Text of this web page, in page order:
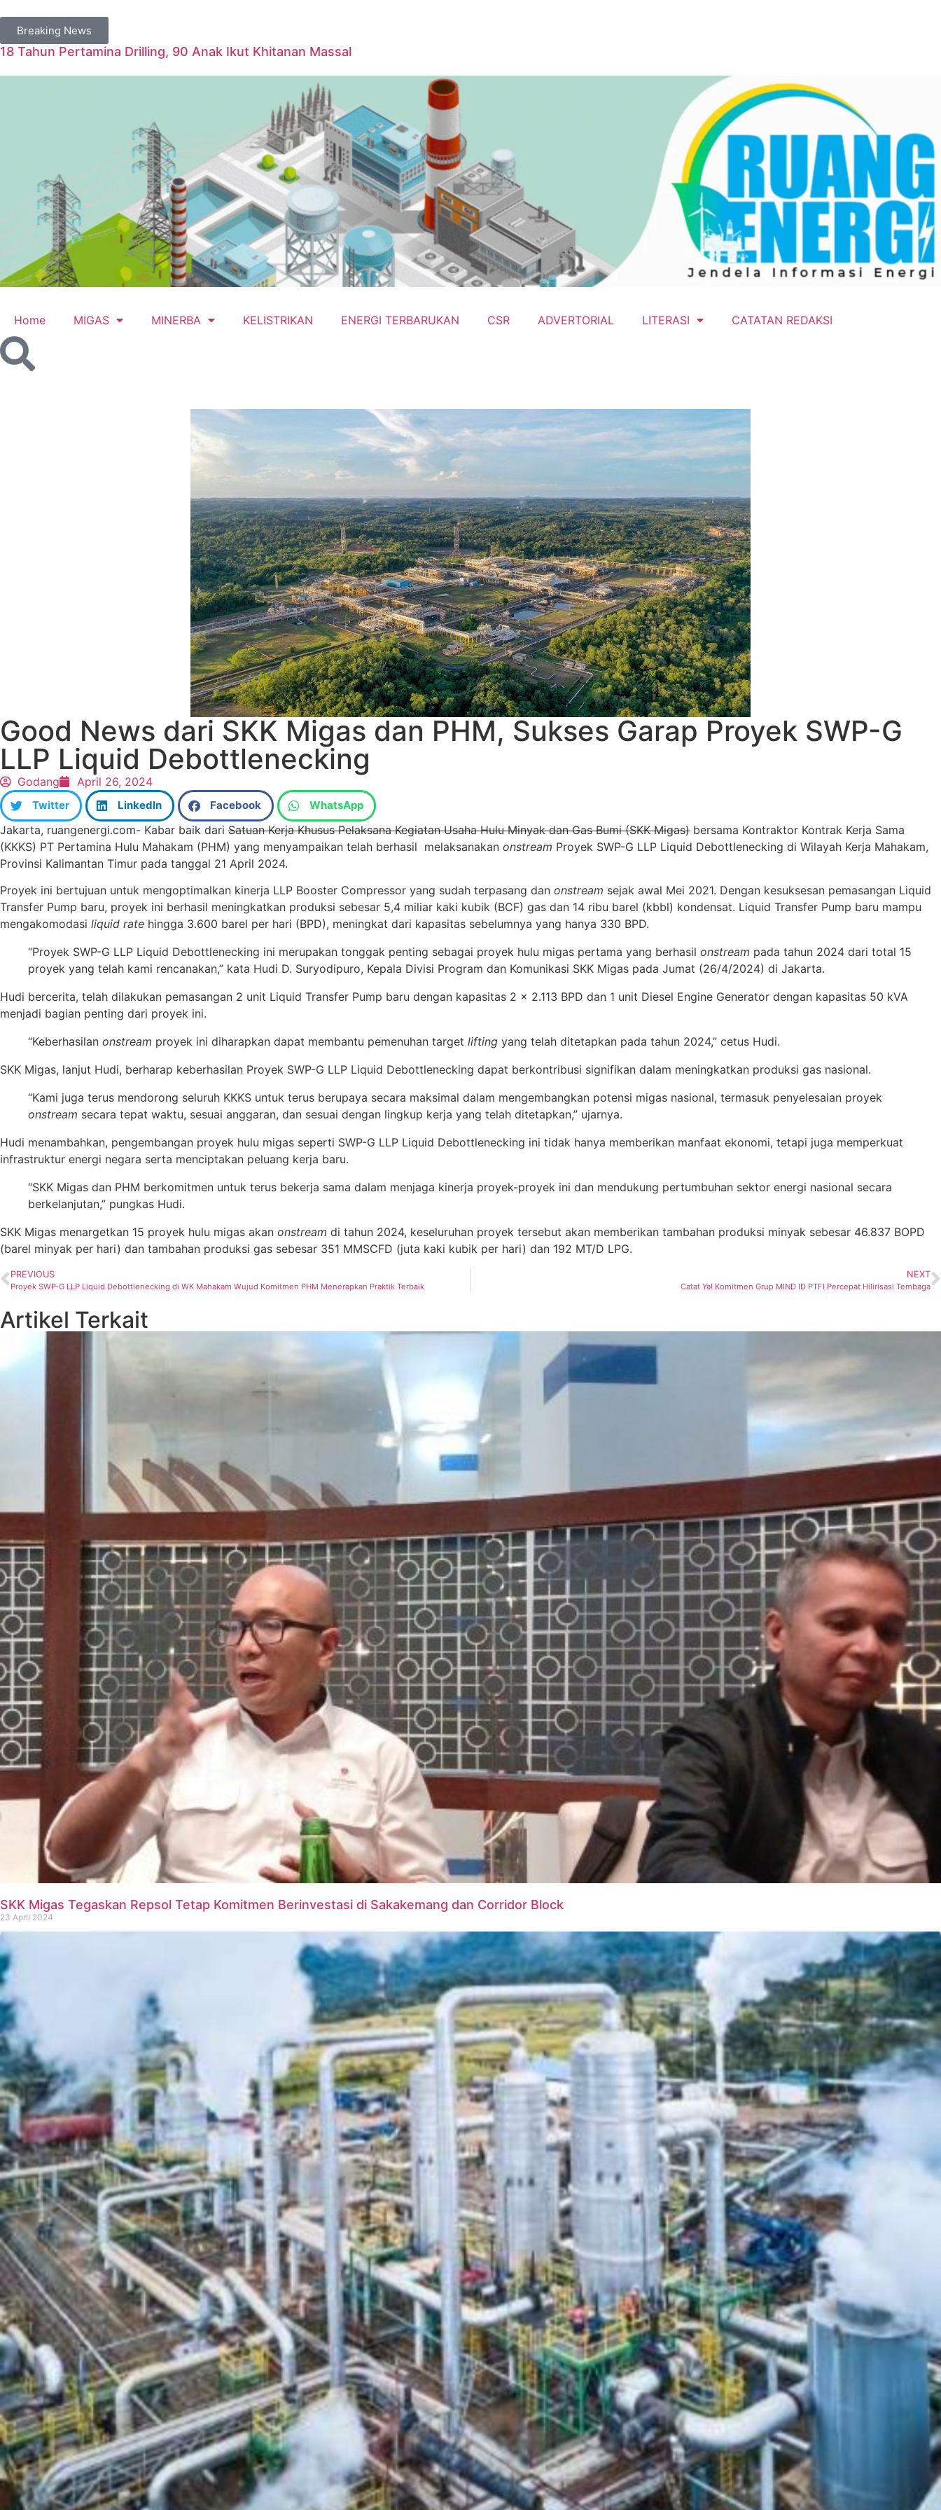
Breaking News
18 Tahun Pertamina Drilling, 90 Anak Ikut Khitanan Massal
Home MIGAS MINERBA KELISTRIKAN ENERGI TERBARUKAN CSR ADVERTORIAL LITERASI CATATAN REDAKSI
Good News dari SKK Migas dan PHM, Sukses Garap Proyek SWP-G
LLP Liquid Debottlenecking
Godang April 26, 2024
Twitter LinkedIn Facebook WhatsApp
Jakarta, ruangenergi.com- Kabar baik dari Satuan Kerja Khusus Pelaksana Kegiatan Usaha Hulu Minyak dan Gas Bumi (SKK Migas) bersama Kontraktor Kontrak Kerja Sama
(KKKS) PT Pertamina Hulu Mahakam (PHM) yang menyampaikan telah berhasil melaksanakan onstream Proyek SWP-G LLP Liquid Debottlenecking di Wilayah Kerja Mahakam,
Provinsi Kalimantan Timur pada tanggal 21 April 2024.
Proyek ini bertujuan untuk mengoptimalkan kinerja LLP Booster Compressor yang sudah terpasang dan onstream sejak awal Mei 2021. Dengan kesuksesan pemasangan Liquid
Transfer Pump baru, proyek ini berhasil meningkatkan produksi sebesar 5,4 miliar kaki kubik (BCF) gas dan 14 ribu barel (kbbl) kondensat. Liquid Transfer Pump baru mampu
mengakomodasi liquid rate hingga 3.600 barel per hari (BPD), meningkat dari kapasitas sebelumnya yang hanya 330 BPD.
“Proyek SWP-G LLP Liquid Debottlenecking ini merupakan tonggak penting sebagai proyek hulu migas pertama yang berhasil onstream pada tahun 2024 dari total 15
proyek yang telah kami rencanakan,” kata Hudi D. Suryodipuro, Kepala Divisi Program dan Komunikasi SKK Migas pada Jumat (26/4/2024) di Jakarta.
Hudi bercerita, telah dilakukan pemasangan 2 unit Liquid Transfer Pump baru dengan kapasitas 2 x 2.113 BPD dan 1 unit Diesel Engine Generator dengan kapasitas 50 kVA
menjadi bagian penting dari proyek ini.
“Keberhasilan onstream proyek ini diharapkan dapat membantu pemenuhan target lifting yang telah ditetapkan pada tahun 2024,” cetus Hudi.
SKK Migas, lanjut Hudi, berharap keberhasilan Proyek SWP-G LLP Liquid Debottlenecking dapat berkontribusi signifikan dalam meningkatkan produksi gas nasional.
“Kami juga terus mendorong seluruh KKKS untuk terus berupaya secara maksimal dalam mengembangkan potensi migas nasional, termasuk penyelesaian proyek
onstream secara tepat waktu, sesuai anggaran, dan sesuai dengan lingkup kerja yang telah ditetapkan,” ujarnya.
Hudi menambahkan, pengembangan proyek hulu migas seperti SWP-G LLP Liquid Debottlenecking ini tidak hanya memberikan manfaat ekonomi, tetapi juga memperkuat
infrastruktur energi negara serta menciptakan peluang kerja baru.
“SKK Migas dan PHM berkomitmen untuk terus bekerja sama dalam menjaga kinerja proyek-proyek ini dan mendukung pertumbuhan sektor energi nasional secara
berkelanjutan,” pungkas Hudi.
SKK Migas menargetkan 15 proyek hulu migas akan onstream di tahun 2024, keseluruhan proyek tersebut akan memberikan tambahan produksi minyak sebesar 46.837 BOPD
(barel minyak per hari) dan tambahan produksi gas sebesar 351 MMSCFD (juta kaki kubik per hari) dan 192 MT/D LPG.
PREVIOUS
Proyek SWP-G LLP Liquid Debottlenecking di WK Mahakam Wujud Komitmen PHM Menerapkan Praktik Terbaik
NEXT
Catat Ya! Komitmen Grup MIND ID PTFI Percepat Hilirisasi Tembaga
Artikel Terkait
SKK Migas Tegaskan Repsol Tetap Komitmen Berinvestasi di Sakakemang dan Corridor Block
23 April 2024